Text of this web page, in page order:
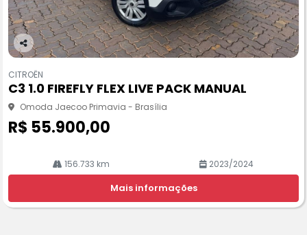
Co
pa
rtil
he
CITROËN
C3 1.0 FIREFLY FLEX LIVE PACK MANUAL
Omoda Jaecoo Primavia - Brasília
R$ 55.900,00
156.733 km 2023/2024
Mais informações